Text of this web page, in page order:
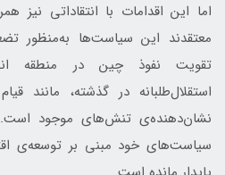
اما این اقدامات با انتقاداتی نیز
معتقدند این سیاست‌ها به‌منظور
تقویت نفوذ چین در منطقه
نشان‌دهنده‌ی تنش‌های موجود
سیاست‌های خود مبنی بر توسعه‌ی